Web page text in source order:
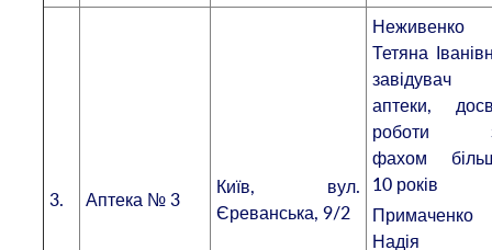
3. Аптека № 3
Київ, вул.
Єреванська, 9/2
Неживенко
Тетяна
завідувач
аптеки,
роботи
фахом
10 років
Примаченко
Надія